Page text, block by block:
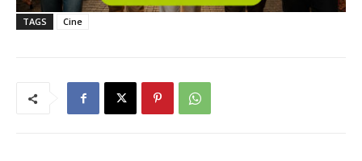
TAGS Cine